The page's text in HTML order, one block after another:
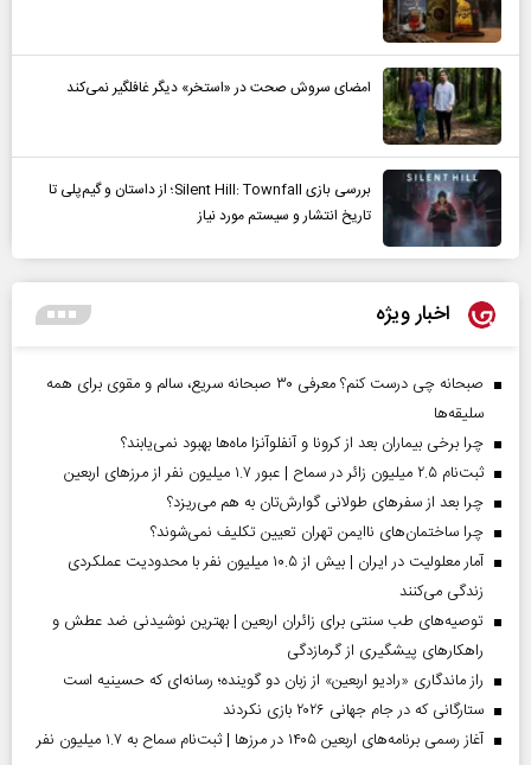
امضای سروش صحت در «استخر» دیگر غافلگیر نمی‌کند
بررسی بازی Silent Hill: Townfall؛ از داستان و گیم‌پلی تا
تاریخ انتشار و سیستم مورد نیاز
اخبار ویژه
صبحانه چی درست کنم؟ معرفی ۳۰ صبحانه سریع، سالم و مقوی برای همه
سلیقه‌ها
چرا برخی بیماران بعد از کرونا و آنفلوآنزا ماه‌ها بهبود نمی‌یابند؟
ثبت‌نام ۲.۵ میلیون زائر در سماح | عبور ۱.۷ میلیون نفر از مرز‌های اربعین
چرا بعد از سفرهای طولانی گوارش‌تان به هم می‌ریزد؟
چرا ساختمان‌های ناایمن تهران تعیین تکلیف نمی‌شوند؟
آمار معلولیت در ایران | بیش از ۱۰.۵ میلیون نفر با محدودیت عملکردی
زندگی می‌کنند
توصیه‌های طب سنتی برای زائران اربعین | بهترین نوشیدنی ضد عطش و
راهکارهای پیشگیری از گرمازدگی
راز ماندگاری «رادیو اربعین» از زبان دو گوینده؛ رسانه‌ای که حسینیه است
ستارگانی که در جام جهانی ۲۰۲۶ بازی نکردند
آغاز رسمی برنامه‌های اربعین ۱۴۰۵ در مرز‌ها | ثبت‌نام سماح به ۱.۷ میلیون نفر